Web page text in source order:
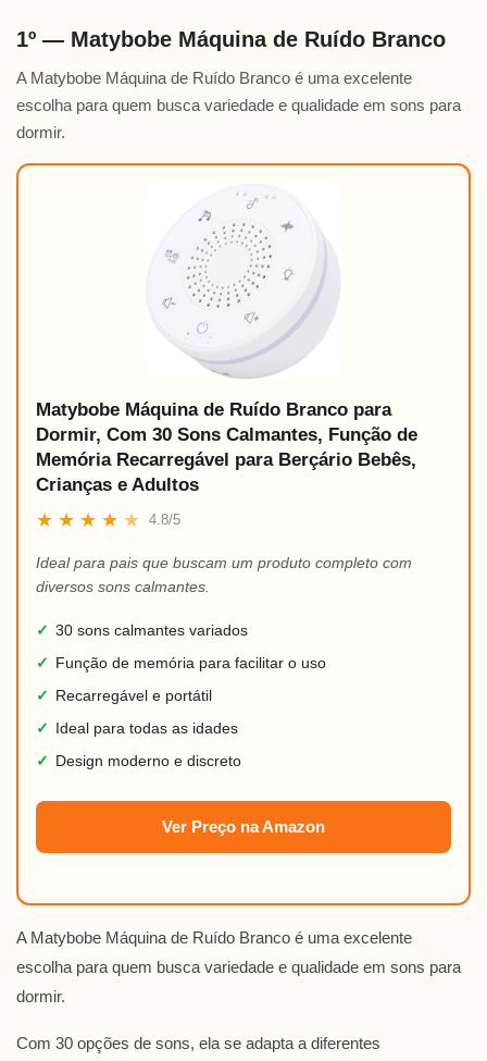
1º — Matybobe Máquina de Ruído Branco
A Matybobe Máquina de Ruído Branco é uma excelente
escolha para quem busca variedade e qualidade em sons para
dormir.
Matybobe Máquina de Ruído Branco para
Dormir, Com 30 Sons Calmantes, Função de
Memória Recarregável para Berçário Bebês,
Crianças e Adultos
★ ★ ★ ★ ★ 4.8/5
Ideal para pais que buscam um produto completo com
diversos sons calmantes.
✓ 30 sons calmantes variados
✓ Função de memória para facilitar o uso
✓ Recarregável e portátil
✓ Ideal para todas as idades
✓ Design moderno e discreto
Ver Preço na Amazon
A Matybobe Máquina de Ruído Branco é uma excelente
escolha para quem busca variedade e qualidade em sons para
dormir.
Com 30 opções de sons, ela se adapta a diferentes